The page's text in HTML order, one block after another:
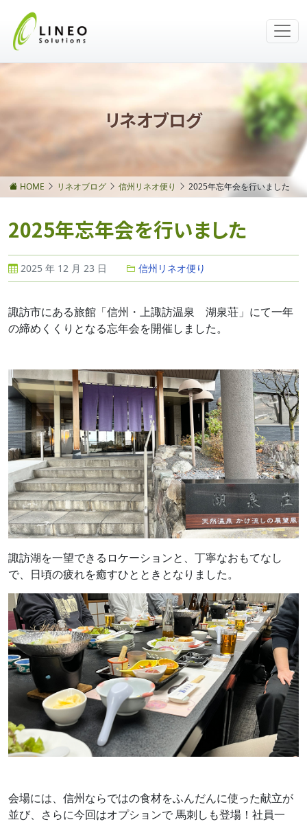
リネオブログ
HOME リネオブログ 信州リネオ便り 2025年忘年会を行いました
2025年忘年会を行いました
2025 年 12 月 23 日 信州リネオ便り
諏訪市にある旅館「信州・上諏訪温泉 湖泉荘」にて一年
の締めくくりとなる忘年会を開催しました。
諏訪湖を一望できるロケーションと、丁寧なおもてなし
で、日頃の疲れを癒すひとときとなりました。
会場には、信州ならではの食材をふんだんに使った献立が
並び、さらに今回はオプションで 馬刺しも登場！社員一